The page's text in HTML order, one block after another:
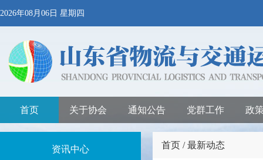
2026年08月06日 星期四
首页 关于协会 通知公告 党群工作 政
资讯中心 首页 / 最新动态